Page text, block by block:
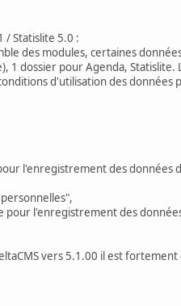
/ Statislite 5.0 :
des modules, certaines
dossier pour Agenda, Statislite.
d'utilisation des données
l'enregistrement des données
l'enregistrement des
vers 5.1.00 il est